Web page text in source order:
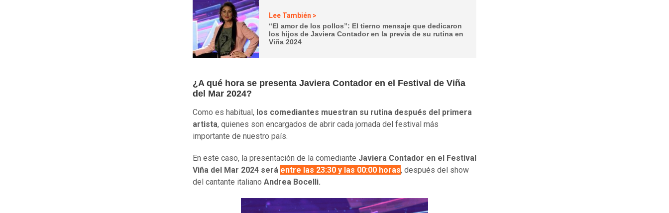
Lee También >
“El amor de los pollos”: El tierno mensaje que dedicaron
los hijos de Javiera Contador en la previa de su rutina en
Viña 2024
¿A qué hora se presenta Javiera Contador en el Festival de Viña
del Mar 2024?
Como es habitual, los comediantes muestran su rutina después del primera
artista, quienes son encargados de abrir cada jornada del festival más
importante de nuestro país.
En este caso, la presentación de la comediante Javiera Contador en el Festival
Viña del Mar 2024 será entre las 23:30 y las 00:00 horas, después del show
del cantante italiano Andrea Bocelli.